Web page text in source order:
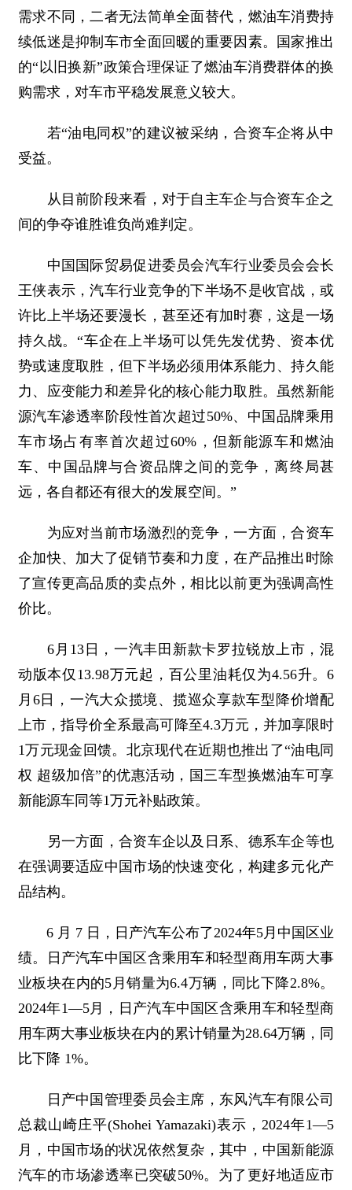
需求不同，二者无法简单全面替代，燃油车消费持
续低迷是抑制车市全面回暖的重要因素。国家推出
的“以旧换新”政策合理保证了燃油车消费群体的换
购需求，对车市平稳发展意义较大。
若“油电同权”的建议被采纳，合资车企将从中
受益。
从目前阶段来看，对于自主车企与合资车企之
间的争夺谁胜谁负尚难判定。
中国国际贸易促进委员会汽车行业委员会会长
王侠表示，汽车行业竞争的下半场不是收官战，或
许比上半场还要漫长，甚至还有加时赛，这是一场
持久战。“车企在上半场可以凭先发优势、资本优
势或速度取胜，但下半场必须用体系能力、持久能
力、应变能力和差异化的核心能力取胜。虽然新能
源汽车渗透率阶段性首次超过50%、中国品牌乘用
车市场占有率首次超过60%，但新能源车和燃油
车、中国品牌与合资品牌之间的竞争，离终局甚
远，各自都还有很大的发展空间。”
为应对当前市场激烈的竞争，一方面，合资车
企加快、加大了促销节奏和力度，在产品推出时除
了宣传更高品质的卖点外，相比以前更为强调高性
价比。
6月13日，一汽丰田新款卡罗拉锐放上市，混
动版本仅13.98万元起，百公里油耗仅为4.56升。6
月6日，一汽大众揽境、揽巡众享款车型降价增配
上市，指导价全系最高可降至4.3万元，并加享限时
1万元现金回馈。北京现代在近期也推出了“油电同
权 超级加倍”的优惠活动，国三车型换燃油车可享
新能源车同等1万元补贴政策。
另一方面，合资车企以及日系、德系车企等也
在强调要适应中国市场的快速变化，构建多元化产
品结构。
6 月 7 日，日产汽车公布了2024年5月中国区业
绩。日产汽车中国区含乘用车和轻型商用车两大事
业板块在内的5月销量为6.4万辆，同比下降2.8%。
2024年1—5月，日产汽车中国区含乘用车和轻型商
用车两大事业板块在内的累计销量为28.64万辆，同
比下降 1%。
日产中国管理委员会主席，东风汽车有限公司
总裁山崎庄平(Shohei Yamazaki)表示，2024年1—5
月，中国市场的状况依然复杂，其中，中国新能源
汽车的市场渗透率已突破50%。为了更好地适应市